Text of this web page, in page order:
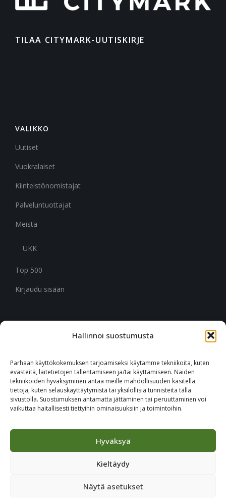
Hallinnoi suostumusta
Parhaan käyttökokemuksen tarjoamiseksi käytämme tekniikoita, kuten
evästeitä, laitetietojen tallentamiseen ja/tai käyttämiseen. Näiden
tekniikoiden hyväksyminen antaa meille mahdollisuuden käsitellä
tietoja, kuten selauskäyttäytymistä tai yksilöllisiä tunnisteita tällä
sivustolla. Suostumuksen antamatta jättäminen tai peruuttaminen voi
vaikuttaa haitallisesti tiettyihin ominaisuuksiin ja toimintoihin.
Hyväksyä
Kieltäydy
Näytä asetukset
TILAA CITYMARK-UUTISKIRJE
VALIKKO
Uutiset
Vuokralaiset
Kiinteistönomistajat
Palveluntuottajat
Meistä
UKK
Top 500
Kirjaudu sisään
CITYMARK SUOMI
02330 Espoo
+46 651 760 400
Tilaa Citymark-uutiskirje